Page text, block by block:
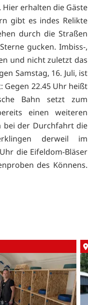
erhalten die Gäste
gibt es indes Relikte
durch die Straßen
gucken. Imbiss-,
und nicht zuletzt das
Samstag, 16. Juli, ist
22.45 Uhr heißt
Bahn setzt zum
einen weiteren
bei der Durchfahrt die
derweil im
die Eifeldom-Bläser
des Könnens.